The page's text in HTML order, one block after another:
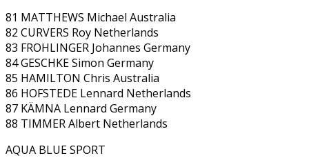
81 MATTHEWS Michael Australia
82 CURVERS Roy Netherlands
83 FROHLINGER Johannes Germany
84 GESCHKE Simon Germany
85 HAMILTON Chris Australia
86 HOFSTEDE Lennard Netherlands
87 KÄMNA Lennard Germany
88 TIMMER Albert Netherlands
AQUA BLUE SPORT